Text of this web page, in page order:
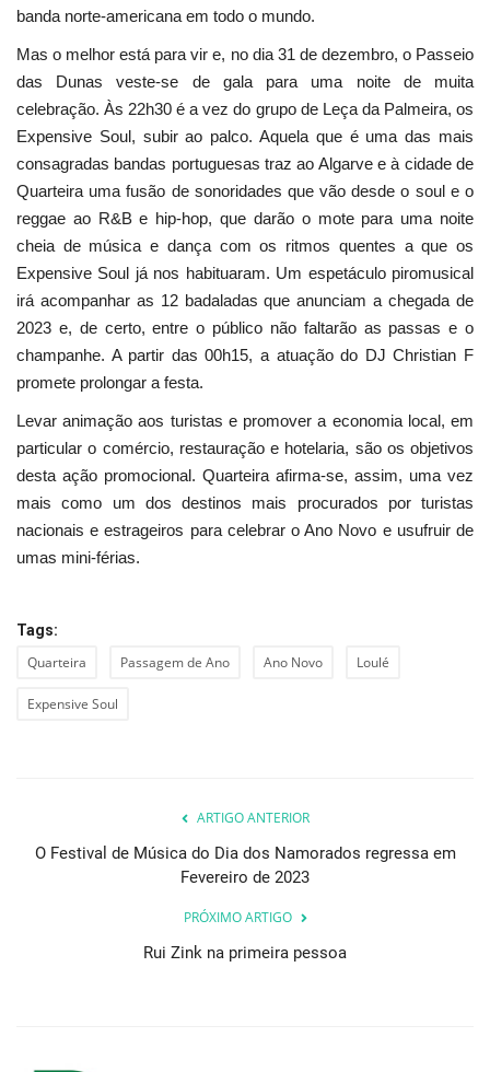
banda norte-americana em todo o mundo.
Mas o melhor está para vir e, no dia 31 de dezembro, o Passeio
das Dunas veste-se de gala para uma noite de muita
celebração. Às 22h30 é a vez do grupo de Leça da Palmeira, os
Expensive Soul, subir ao palco. Aquela que é uma das mais
consagradas bandas portuguesas traz ao Algarve e à cidade de
Quarteira uma fusão de sonoridades que vão desde o soul e o
reggae ao R&B e hip-hop, que darão o mote para uma noite
cheia de música e dança com os ritmos quentes a que os
Expensive Soul já nos habituaram. Um espetáculo piromusical
irá acompanhar as 12 badaladas que anunciam a chegada de
2023 e, de certo, entre o público não faltarão as passas e o
champanhe. A partir das 00h15, a atuação do DJ Christian F
promete prolongar a festa.
Levar animação aos turistas e promover a economia local, em
particular o comércio, restauração e hotelaria, são os objetivos
desta ação promocional. Quarteira afirma-se, assim, uma vez
mais como um dos destinos mais procurados por turistas
nacionais e estrageiros para celebrar o Ano Novo e usufruir de
umas mini-férias.
Tags:
Quarteira Passagem de Ano Ano Novo Loulé
Expensive Soul
ARTIGO ANTERIOR
O Festival de Música do Dia dos Namorados regressa em
Fevereiro de 2023
PRÓXIMO ARTIGO
Rui Zink na primeira pessoa